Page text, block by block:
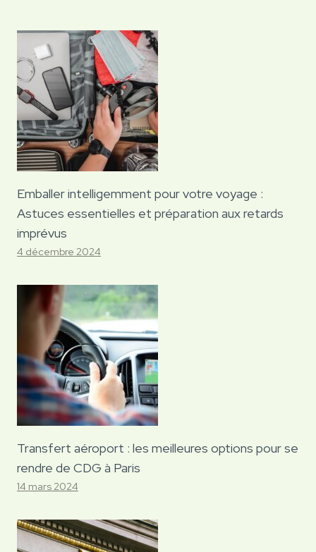
Emballer intelligemment pour votre voyage :
Astuces essentielles et préparation aux retards
imprévus
4 décembre 2024
Transfert aéroport : les meilleures options pour se
rendre de CDG à Paris
14 mars 2024